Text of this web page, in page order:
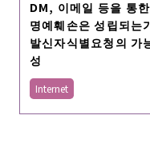
DM, 이메일 등을 통한
명예훼손은 성립되는
발신자식별요청의 가
성
Internet